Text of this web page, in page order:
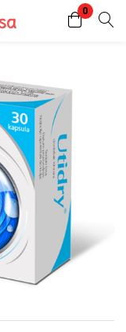
0
Register
Lost password?